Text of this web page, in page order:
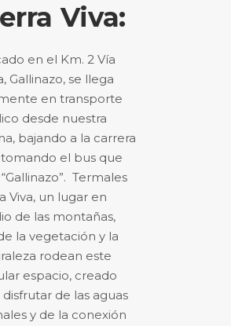
Viva:
en el Km. 2 Vía
Gallinazo, se llega
en transporte
desde nuestra
bajando a la carrera
el bus que
Termales
Viva, un lugar en
de las montañas,
la vegetación y la
rodean este
espacio, creado
disfrutar de las aguas
y de la conexión